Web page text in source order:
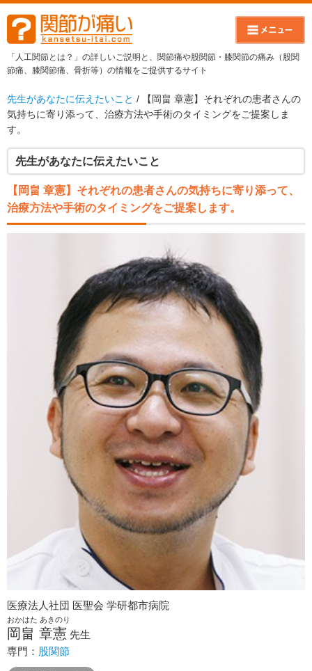
「人工関節とは？」の詳しいご説明と、関節痛や股関節・膝関節の痛み（股関
節痛、膝関節痛、骨折等）の情報をご提供するサイト
先生があなたに伝えたいこと / 【岡畠 章憲】それぞれの患者さんの
気持ちに寄り添って、治療方法や手術のタイミングをご提案しま
す。
先生があなたに伝えたいこと
【岡畠 章憲】それぞれの患者さんの気持ちに寄り添って、
治療方法や手術のタイミングをご提案します。
医療法人社団 医聖会 学研都市病院
おかはた あきのり
岡畠 章憲 先生
専門： 股関節